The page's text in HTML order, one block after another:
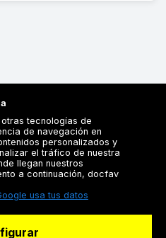
tecnologías de
de navegación en
personalizados y
el tráfico de nuestra
llegan nuestros
a continuación, docfav
usa tus datos